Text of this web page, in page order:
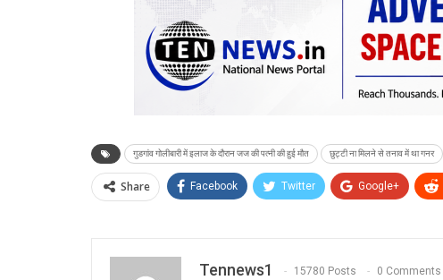
गुडगांव गोलीबारी में इलाज के दौरान जज की पत्नी की हुई मौत छुट्टी ना मिलने से तनाव में था गनर
Share Facebook Twitter Google+
Tennews1 15780 Posts 0 Comments